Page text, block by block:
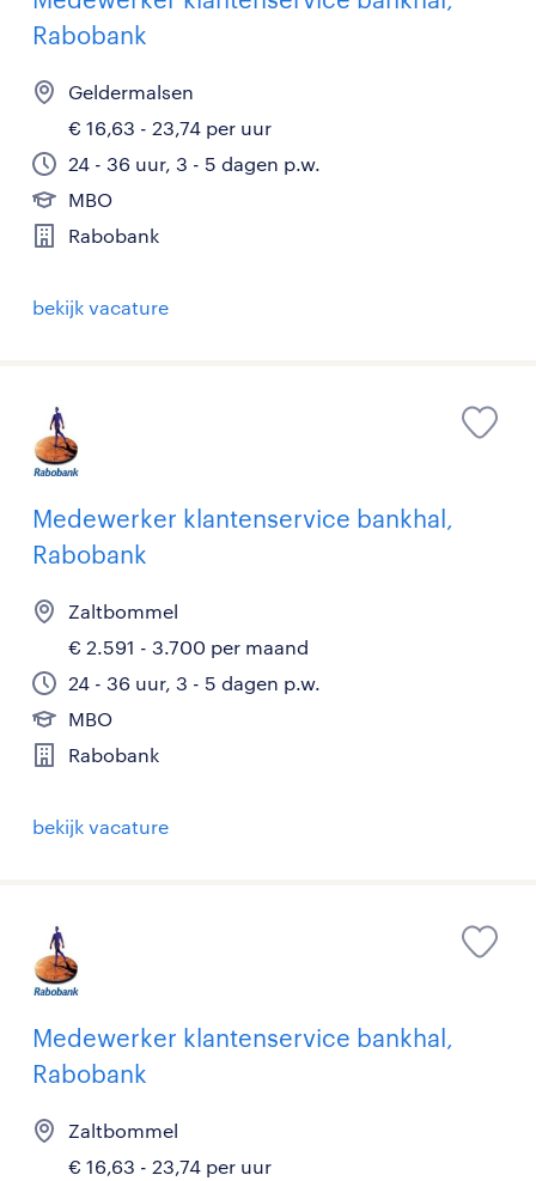
Rabobank
Geldermalsen
€ 16,63 - 23,74 per uur
24 - 36 uur, 3 - 5 dagen p.w.
MBO
Rabobank
bekijk vacature
Medewerker klantenservice bankhal,
Rabobank
Zaltbommel
€ 2.591 - 3.700 per maand
24 - 36 uur, 3 - 5 dagen p.w.
MBO
Rabobank
bekijk vacature
Medewerker klantenservice bankhal,
Rabobank
Zaltbommel
€ 16,63 - 23,74 per uur